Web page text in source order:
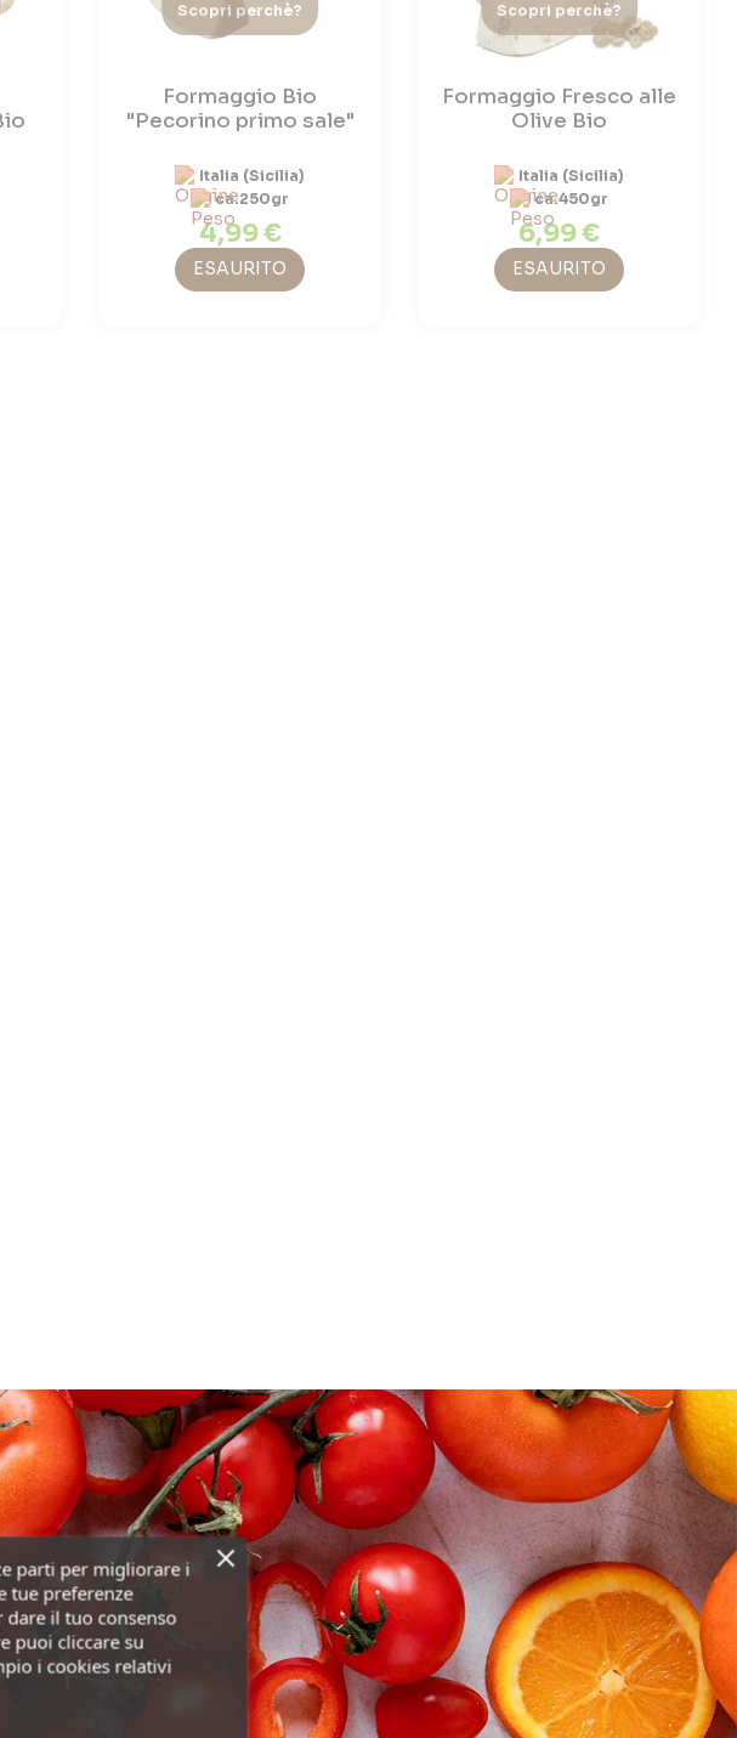
Scopri perchè?
Formaggio Bio
"Pecorino primo sale"
Italia (Sicilia)
ca.250gr
4,99 €
ESAURITO
Scopri perchè?
Formaggio Fresco alle
Olive Bio
Italia (Sicilia)
ca.450gr
6,99 €
ESAURITO
parti per migliorare i
tue preferenze
dare il tuo consenso
puoi cliccare su
i cookies relativi